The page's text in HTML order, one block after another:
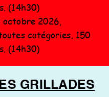
(14h30)
octobre 2026,
catégories. 150
(14h30)
GRILLADES